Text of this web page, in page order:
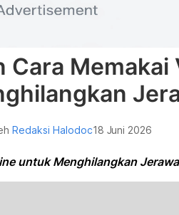
Cara Memakai
Redaksi Halodoc18 Juni 2026
untuk Menghilangkan